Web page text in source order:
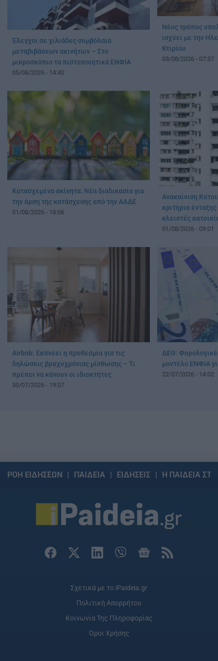
Έλεγχοι σε χιλιάδες συμβόλαια
μεταβιβάσεων ακινήτων – Στο
μικροσκόπιο τα πιστοποιητικά ΕΝΦΙΑ
05/08/2026 - 14:40
Νέος τρόπος
ισχύει με την
Κτιρίου
03/08/2026 - 07:37
Κατασχεμένα ακίνητα: Νέα διαδικασία για
την άρση της κατάσχεσης από την ΑΑΔΕ
01/08/2026 - 18:06
Ανακαίνιση
κριτήρια
κλειστές
01/08/2026 - 09:01
Airbnb: Εκπνέει η προθεσμία για τις
δηλώσεις βραχυχρόνιας μίσθωσης – Τι
πρέπει να κάνουν οι ιδιοκτήτες
30/07/2026 - 19:07
ΔΕΘ:
μοντέλο ΕΝΦΙΑ
22/07/2026 - 14:02
ΡΟΗ ΕΙΔΗΣΕΩΝ ΠΑΙΔΕΙΑ ΕΙΔΗΣΕΙΣ Η ΠΑΙΔΕΙΑ
Σχετικά με το iPaideia.gr
Πολιτική Απορρήτου
Κοινωνία Της Πληροφορίας
Όροι Χρήσης